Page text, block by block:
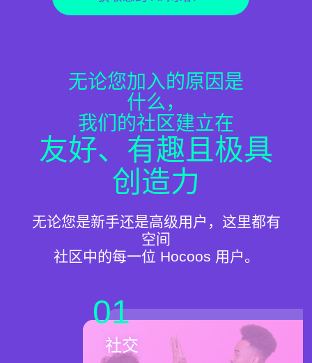
无论您加入的原因是
什么，
我们的社区建立在
友好、有趣且极具
创造力
无论您是新手还是高级用户，这里都有
空间
社区中的每一位 Hocoos 用户。
01
社交